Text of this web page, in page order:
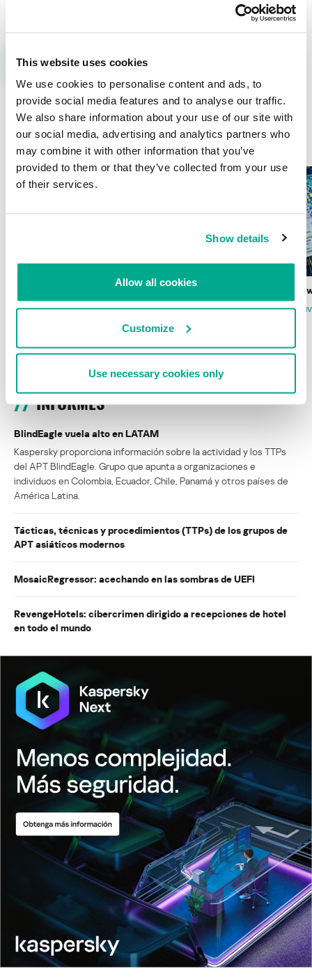
This website uses cookies
We use cookies to personalise content and ads, to
provide social media features and to analyse our traffic.
We also share information about your use of our site with
our social media, advertising and analytics partners who
may combine it with other information that you’ve
provided to them or that they’ve collected from your use
of their services.
Show details
Allow all cookies
Customize
Use necessary cookies only
ÚLTIMAS PUBLICACIONES
Wardriving en México: preparativos para
la Copa Mundial de Fútbol 2026
Estado del
FABIO ASSOLINI MARC
INFORMES
BlindEagle vuela alto en LATAM
Kaspersky proporciona información sobre la actividad y los TTPs
del APT BlindEagle. Grupo que apunta a organizaciones e
individuos en Colombia, Ecuador, Chile, Panamá y otros países de
América Latina.
Tácticas, técnicas y procedimientos (TTPs) de los grupos de
APT asiáticos modernos
MosaicRegressor: acechando en las sombras de UEFI
RevengeHotels: cibercrimen dirigido a recepciones de hotel
en todo el mundo